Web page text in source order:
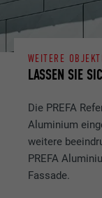
LASSEN SIE
WEITERE
Die PREFA
Aluminium
weitere
PREFA
Fassade.